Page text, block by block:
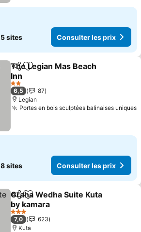
5 sites Consulter les prix
PartagerAjouter à mes favoris
The Legian Mas Beach
Inn
Consulter les prix
2 Étoiles
6,5
87
Legian
Portes en bois sculptées balinaises uniques
8 sites Consulter les prix
PartagerAjouter à mes favoris
Graha Wedha Suite Kuta
by kamara
Consulter les prix
3 Étoiles
7,0
623
Kuta